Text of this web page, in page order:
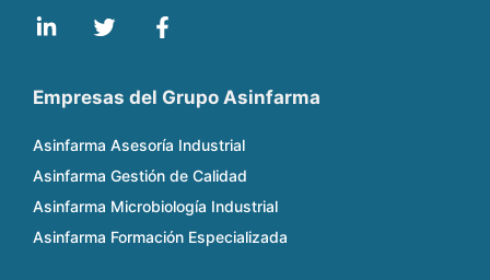
Empresas del Grupo Asinfarma
Asinfarma Asesoría Industrial
Asinfarma Gestión de Calidad
Asinfarma Microbiología Industrial
Asinfarma Formación Especializada